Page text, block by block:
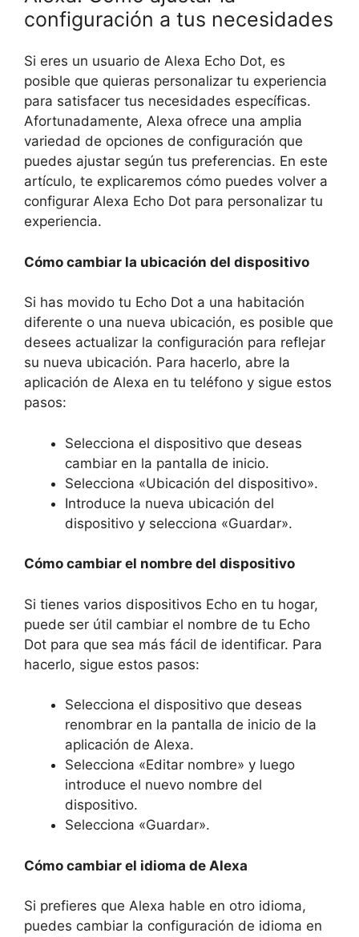
configuración a tus necesidades
Si eres un usuario de Alexa Echo Dot, es
posible que quieras personalizar tu experiencia
para satisfacer tus necesidades específicas.
Afortunadamente, Alexa ofrece una amplia
variedad de opciones de configuración que
puedes ajustar según tus preferencias. En este
artículo, te explicaremos cómo puedes volver a
configurar Alexa Echo Dot para personalizar tu
experiencia.
Cómo cambiar la ubicación del dispositivo
Si has movido tu Echo Dot a una habitación
diferente o una nueva ubicación, es posible que
desees actualizar la configuración para reflejar
su nueva ubicación. Para hacerlo, abre la
aplicación de Alexa en tu teléfono y sigue estos
pasos:
Selecciona el dispositivo que deseas
cambiar en la pantalla de inicio.
Selecciona «Ubicación del dispositivo».
Introduce la nueva ubicación del
dispositivo y selecciona «Guardar».
Cómo cambiar el nombre del dispositivo
Si tienes varios dispositivos Echo en tu hogar,
puede ser útil cambiar el nombre de tu Echo
Dot para que sea más fácil de identificar. Para
hacerlo, sigue estos pasos:
Selecciona el dispositivo que deseas
renombrar en la pantalla de inicio de la
aplicación de Alexa.
Selecciona «Editar nombre» y luego
introduce el nuevo nombre del
dispositivo.
Selecciona «Guardar».
Cómo cambiar el idioma de Alexa
Si prefieres que Alexa hable en otro idioma,
puedes cambiar la configuración de idioma en